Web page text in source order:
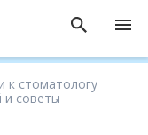
к стоматологу
и советы